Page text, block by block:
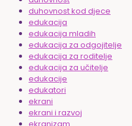
duhovnost kod djece
edukacija
edukacija mladih
edukacija za odgojitelje
edukacija za roditelje
edukacija za učitelje
edukacije
edukatori
ekrani
ekrani i razvoj